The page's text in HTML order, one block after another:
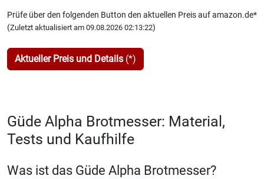
Prüfe über den folgenden Button den aktuellen Preis auf amazon.de*
(Zuletzt aktualisiert am 09.08.2026 02:13:22)
Aktueller Preis und Details (*)
Güde Alpha Brotmesser: Material,
Tests und Kaufhilfe
Was ist das Güde Alpha Brotmesser?